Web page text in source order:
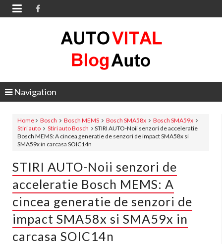

Navigation
Home Bosch Bosch MEMS Bosch SMA58x
Bosch SMA59x
Stiri auto
Stiri auto Bosch
STIRI AUTO-Noii senzori de acceleratie
Bosch MEMS: A cincea generatie de senzori de impact SMA58x si
SMA59x in carcasa SOIC14n
STIRI AUTO-Noii senzori de
acceleratie Bosch MEMS: A
cincea generatie de senzori de
impact SMA58x si SMA59x in
carcasa SOIC14n